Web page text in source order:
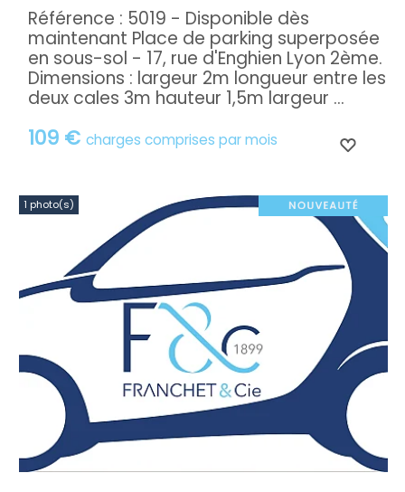
109 € charges comprises par mois
Référence : 5019 - Disponible dès
maintenant Place de parking superposée
en sous-sol - 17, rue d'Enghien Lyon 2ème.
Dimensions : largeur 2m longueur entre les
deux cales 3m hauteur 1,5m largeur ...
1 photo(s)